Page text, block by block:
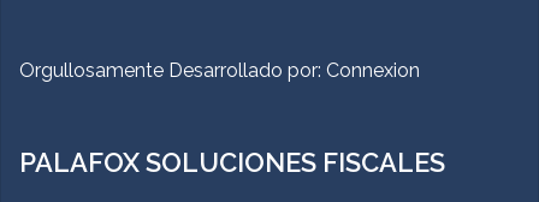
Orgullosamente Desarrollado por: Connexion
PALAFOX SOLUCIONES FISCALES